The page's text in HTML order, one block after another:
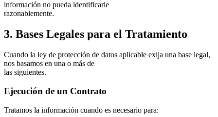
información no pueda identificarle
razonablemente.
3. Bases Legales para el Tratamiento
Cuando la ley de protección de datos aplicable exija una base legal,
nos basamos en una o más de
las siguientes.
Ejecución de un Contrato
Tratamos la información cuando es necesario para: